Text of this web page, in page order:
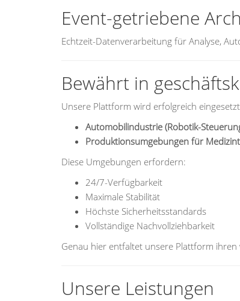
Event-getriebene
Echtzeit-Datenverarbeitung für Analyse,
Bewährt in
Unsere Plattform wird erfolgreich
Automobilindustrie (Robotik-
Produktionsumgebungen für
Diese Umgebungen erfordern:
24/7-Verfügbarkeit
Maximale Stabilität
Höchste Sicherheitsstandards
Vollständige Nachvollziehbarkeit
Genau hier entfaltet unsere Plattform
Unsere Leistungen